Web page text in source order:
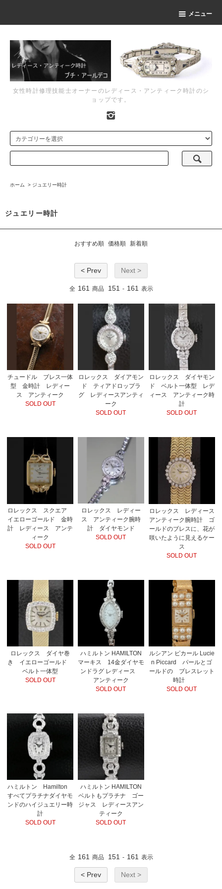
メニュー
女性時計修理技能士オーナーのレディース・アンティーク時計のシ
ョップです。
ホーム > ジュエリー時計
ジュエリー時計
おすすめ順 価格順 新着順
< Prev Next >
全 161 商品 151 - 161 表示
チュードル ブレス一体
型 金時計 レディー
ス アンティーク
SOLD OUT
ロレックス ダイアモン
ド ティアドロップラ
グ レディースアンティ
ーク
SOLD OUT
ロレックス ダイヤモン
ド ベルト一体型 レデ
ィース アンティーク時
計
SOLD OUT
ロレックス スクエア
イエローゴールド 金時
計 レディース アンテ
ィーク
SOLD OUT
ロレックス レディー
ス アンティーク腕時
計 ダイヤモンド
SOLD OUT
ロレックス レディース
アンティーク腕時計 ゴ
ールドのブレスに、花が
咲いたように見えるケー
ス
SOLD OUT
ロレックス ダイヤ巻
き イエローゴールド
ベルト一体型
SOLD OUT
ハミルトン HAMILTON
マーキス 14金ダイヤモ
ンドラグ レディース
アンティーク
SOLD OUT
ルシアン ピカール Lucie
n Piccard パールとゴ
ールドの ブレスレット
時計
SOLD OUT
ハミルトン Hamilton
すべてプラチナダイヤモ
ンドのハイジュエリー時
計
SOLD OUT
ハミルトン HAMILTON
ベルトもプラチナ ゴー
ジャス レディースアン
ティーク
SOLD OUT
全 161 商品 151 - 161 表示
< Prev Next >